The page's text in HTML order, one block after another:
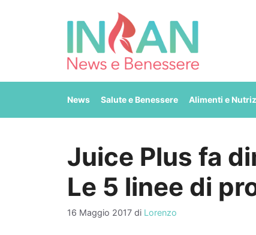
News Salute e Benessere Alimenti e
Juice Plus fa
Le 5 linee di
16 Maggio 2017 di Lorenzo